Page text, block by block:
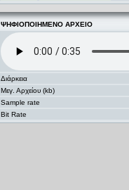
ΨΗΦΙΟΠΟΙΗΜΕΝΟ ΑΡΧΕΙΟ
Διάρκεια
Μεγ. Αρχείου (kb)
Sample rate
Bit Rate